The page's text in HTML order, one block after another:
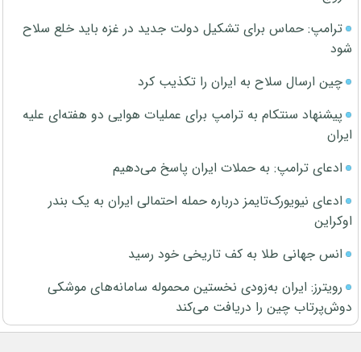
ترامپ: حماس برای تشکیل دولت جدید در غزه باید خلع سلاح
شود
چین ارسال سلاح به ایران را تکذیب کرد
پیشنهاد سنتکام به ترامپ برای عملیات هوایی دو هفته‌ای علیه
ایران
ادعای ترامپ: به حملات ایران پاسخ می‌دهیم
ادعای نیویورک‌تایمز درباره حمله احتمالی ایران به یک بندر
اوکراین
انس جهانی طلا به کف تاریخی خود رسید
رویترز: ایران به‌زودی نخستین محموله سامانه‌های موشکی
دوش‌پرتاب چین را دریافت می‌کند